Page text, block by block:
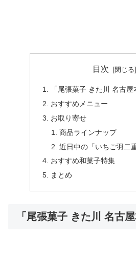
目次
「尾張菓子 きた川 名古
おすすめメニュー
お取り寄せ
商品ラインナップ
近日中の「いちご羽二
おすすめ和菓子特集
まとめ
「尾張菓子 きた川 名古